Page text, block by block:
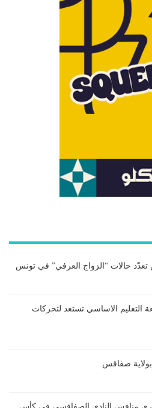
تعدّد حالات “الزواج العرفي” في تونس
التعليم الاساسي تستعد لتحركات